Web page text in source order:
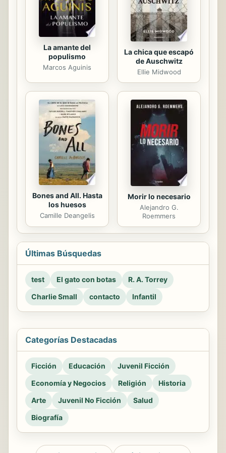
La amante del
populismo
Marcos Aguinis
La chica que escapó
de Auschwitz
Ellie Midwood
Bones and All. Hasta
los huesos
Camille Deangelis
Morir lo necesario
Alejandro G.
Roemmers
Últimas Búsquedas
test El gato con botas
R. A. Torrey
Charlie Small
contacto Infantil
Categorías Destacadas
Ficción Educación
Juvenil Ficción
Economía y Negocios
Religión
Historia
Arte
Juvenil No Ficción
Salud
Biografía